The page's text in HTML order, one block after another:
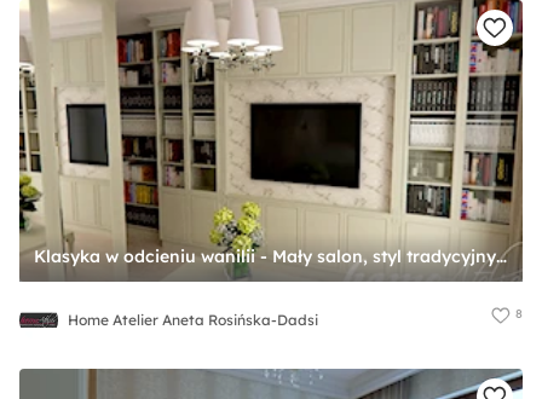
Klasyka w odcieniu wanilii - Mały salon, styl tradycyjny - zdjęcie od Home Atelier Aneta Rosińska-Dadsi
Home Atelier Aneta Rosińska-Dadsi 8